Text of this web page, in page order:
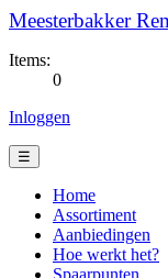
Meesterbakker
Items:
0
Inloggen
☰
Home
Assortiment
Aanbiedingen
Hoe werkt het?
Spaarpunten